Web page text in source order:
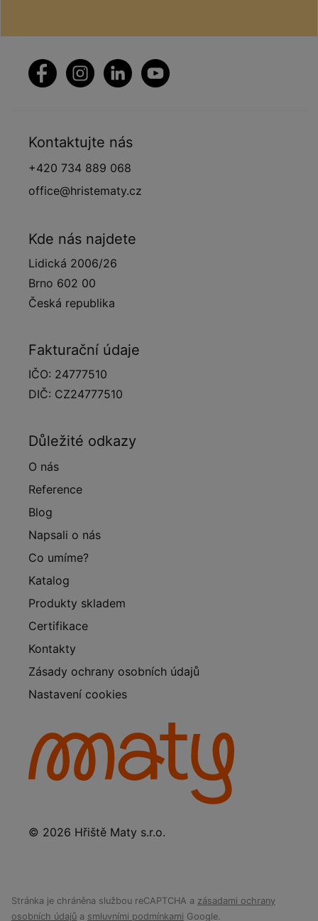
Kontaktujte nás
+420 734 889 068
office@hristematy.cz
Kde nás najdete
Lidická 2006/26
Brno 602 00
Česká republika
Fakturační údaje
IČO: 24777510
DIČ: CZ24777510
Důležité odkazy
O nás
Reference
Blog
Napsali o nás
Co umíme?
Katalog
Produkty skladem
Certifikace
Kontakty
Zásady ochrany osobních údajů
Nastavení cookies
© 2026 Hřiště Maty s.r.o.
Stránka je chráněna službou reCAPTCHA a zásadami ochrany
osobních údajů a smluvními podmínkami Google.